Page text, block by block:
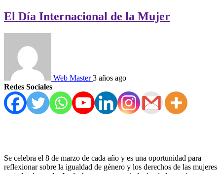
El Día Internacional de la Mujer
Web Master 3 años ago
Redes Sociales
Se celebra el 8 de marzo de cada año y es una oportunidad para
reflexionar sobre la igualdad de género y los derechos de las mujeres